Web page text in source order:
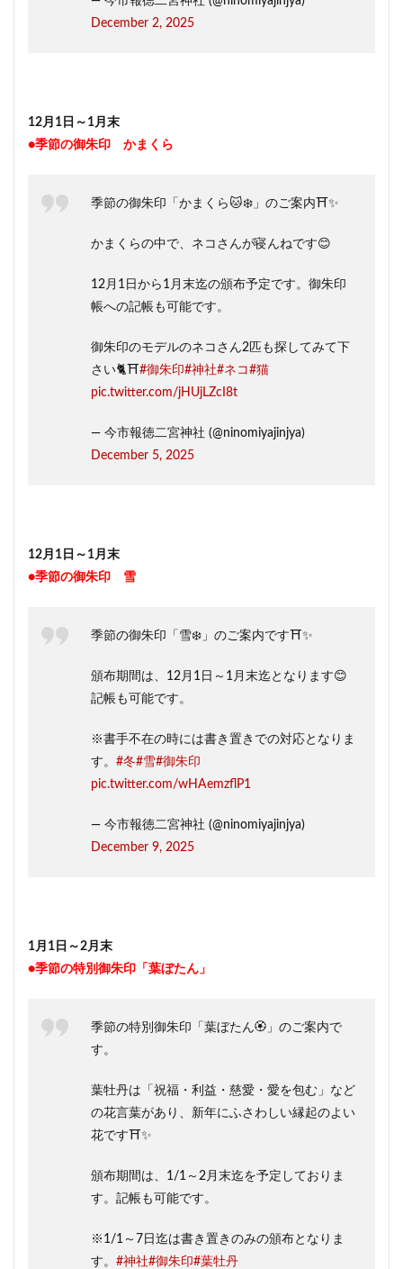
December 2, 2025
12月1日～1月末
●季節の御朱印 かまくら
季節の御朱印「かまくら🐱❄️」のご案内⛩️✨
かまくらの中で、ネコさんが寝んねです😊
12月1日から1月末迄の頒布予定です。御朱印
帳への記帳も可能です。
御朱印のモデルのネコさん2匹も探してみて下
さい🐈️⛩️ #御朱印#神社#ネコ#猫
pic.twitter.com/jHUjLZcI8t
— 今市報徳二宮神社 (@ninomiyajinjya)
December 5, 2025
12月1日～1月末
●季節の御朱印 雪
季節の御朱印「雪❄️」のご案内です⛩️✨
頒布期間は、12月1日～1月末迄となります😊
記帳も可能です。
※書手不在の時には書き置きでの対応となりま
す。 #冬#雪#御朱印
pic.twitter.com/wHAemzflP1
— 今市報徳二宮神社 (@ninomiyajinjya)
December 9, 2025
1月1日～2月末
●季節の特別御朱印「葉ぼたん 」
季節の特別御朱印「葉ぼたん🏵️」のご案内で
す。
葉牡丹は「祝福・利益・慈愛・愛を包む」など
の花言葉があり、新年にふさわしい縁起のよい
花です⛩️✨
頒布期間は、1/1～2月末迄を予定しておりま
す。記帳も可能です。
※1/1～7日迄は書き置きのみの頒布となりま
す。 #神社#御朱印#葉牡丹